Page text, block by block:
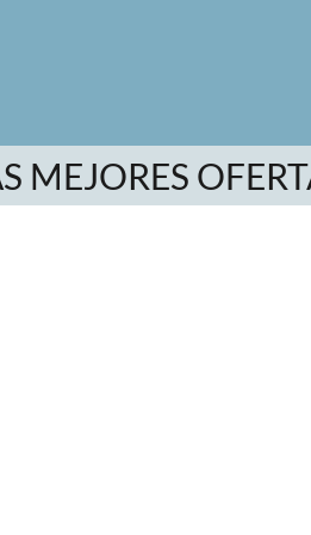
MEJORES